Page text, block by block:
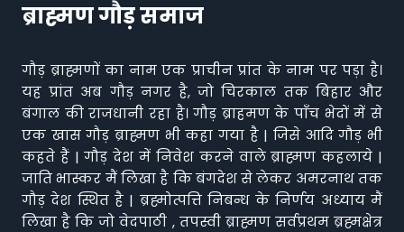
ब्राह्मण गौड़ समाज
गौड़ ब्राह्मणों का नाम एक प्राचीन प्रांत के नाम पर पड़ा है।
यह प्रांत अब गौड़ नगर है, जो चिरकाल तक बिहार और
बंगाल की राजधानी रहा है। गौड़ ब्राहमण के पाँच भेदों में से
एक खास गौड़ ब्राह्मण भी कहा गया है | जिसे आदि गौड़ भी
कहते हैं | गौड़ देश में निवेश करने वाले ब्राह्मण कहलाये |
जाति भास्कर मैं लिखा है कि बंगदेश से लेकर अमरनाथ तक
गौड़ देश स्थित है | ब्रह्मोत्पत्ति निबन्ध के निर्णय अध्याय मैं
लिखा है कि जो वेदपाठी , तपस्वी ब्राह्मण सर्वप्रथम ब्रह्मक्षेत्र